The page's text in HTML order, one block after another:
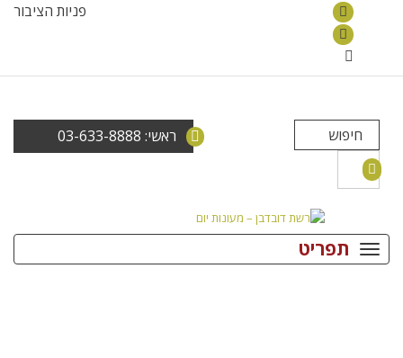
פניות הציבור
ראשי: 03-633-8888